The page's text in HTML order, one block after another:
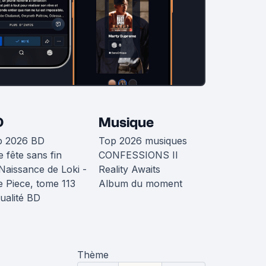
2026 BD
fête sans fin
de Loki -
Piece, tome 113
BD
Musique
Top 2026 musiques
CONFESSIONS II
Reality Awaits
Album du moment
Thème